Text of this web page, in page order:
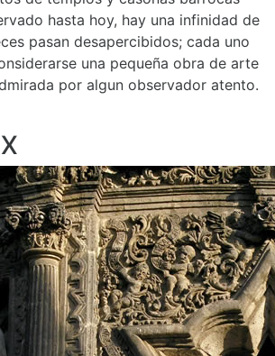
hasta hoy, hay una infinidad de
pasan desapercibidos; cada uno
una pequeña obra de arte
por algun observador atento.